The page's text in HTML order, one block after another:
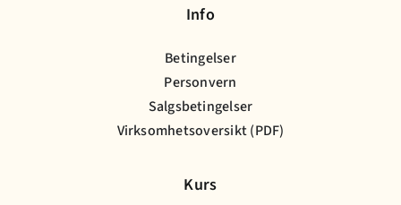
Info
Betingelser
Personvern
Salgsbetingelser
Virksomhetsoversikt (PDF)
Kurs